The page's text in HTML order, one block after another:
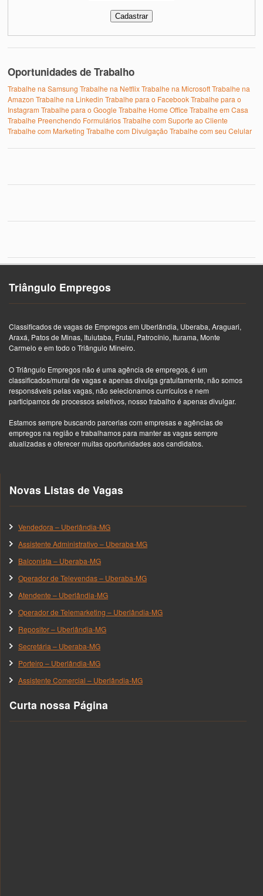
Oportunidades de Trabalho
Trabalhe na Samsung Trabalhe na NetflixTrabalhe na MicrosoftTrabalhe na
Amazon Trabalhe na Linkedin Trabalhe para o FacebookTrabalhe para o
Instagram Trabalhe para o Google Trabalhe Home Office Trabalhe em Casa
Trabalhe Preenchendo FormuláriosTrabalhe com Suporte ao Cliente
Trabalhe com Marketing Trabalhe com Divulgação Trabalhe com seu Celular
Triângulo Empregos
Classificados de vagas de Empregos em Uberlândia, Uberaba, Araguari,
Araxá, Patos de Minas, Ituiutaba, Frutal, Patrocínio, Iturama, Monte
Carmelo e em todo o Triângulo Mineiro.
O Triângulo Empregos não é uma agência de empregos, é um
classificados/mural de vagas e apenas divulga gratuitamente, não somos
responsáveis pelas vagas, não selecionamos currículos e nem
participamos de processos seletivos, nosso trabalho é apenas divulgar.
Estamos sempre buscando parcerias com empresas e agências de
empregos na região e trabalhamos para manter as vagas sempre
atualizadas e oferecer muitas oportunidades aos candidatos.
Novas Listas de Vagas
Vendedora – Uberlândia-MG
Assistente Administrativo – Uberaba-MG
Balconista – Uberaba-MG
Operador de Televendas – Uberaba-MG
Atendente – Uberlândia-MG
Operador de Telemarketing – Uberlândia-MG
Repositor – Uberlândia-MG
Secretária – Uberaba-MG
Porteiro – Uberlândia-MG
Assistente Comercial – Uberlândia-MG
Curta nossa Página